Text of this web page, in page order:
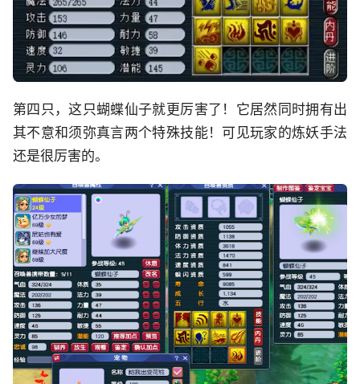
第四只，这只蝴蝶仙子就更厉害了！它居然同时拥有出
其不意和须弥真言两个特殊技能！可见玩家的炼妖手法
还是很厉害的。